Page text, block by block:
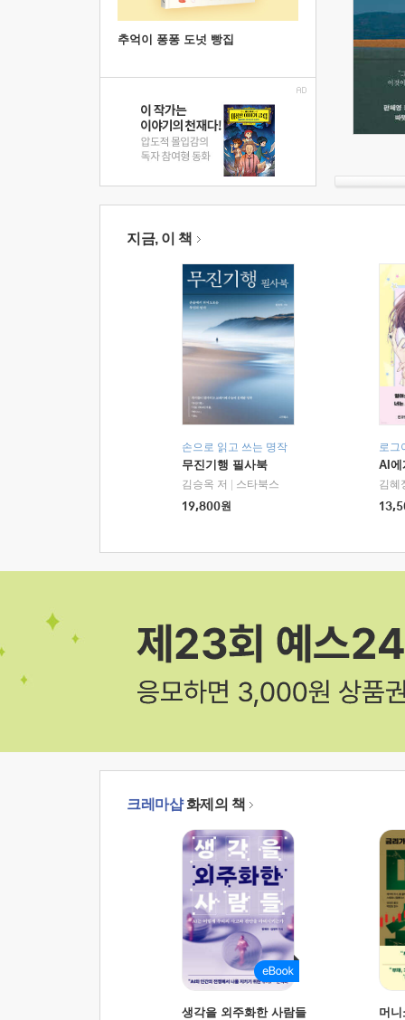
추억이 퐁퐁 도넛 빵집
지금, 이 책
손으로 읽고 쓰는 명작
무진기행 필사북
김승옥 저
스타북스
19,800원
로그
AI에
김혜
크레마샵화제의 책
생각을 외주화한 사람들 머